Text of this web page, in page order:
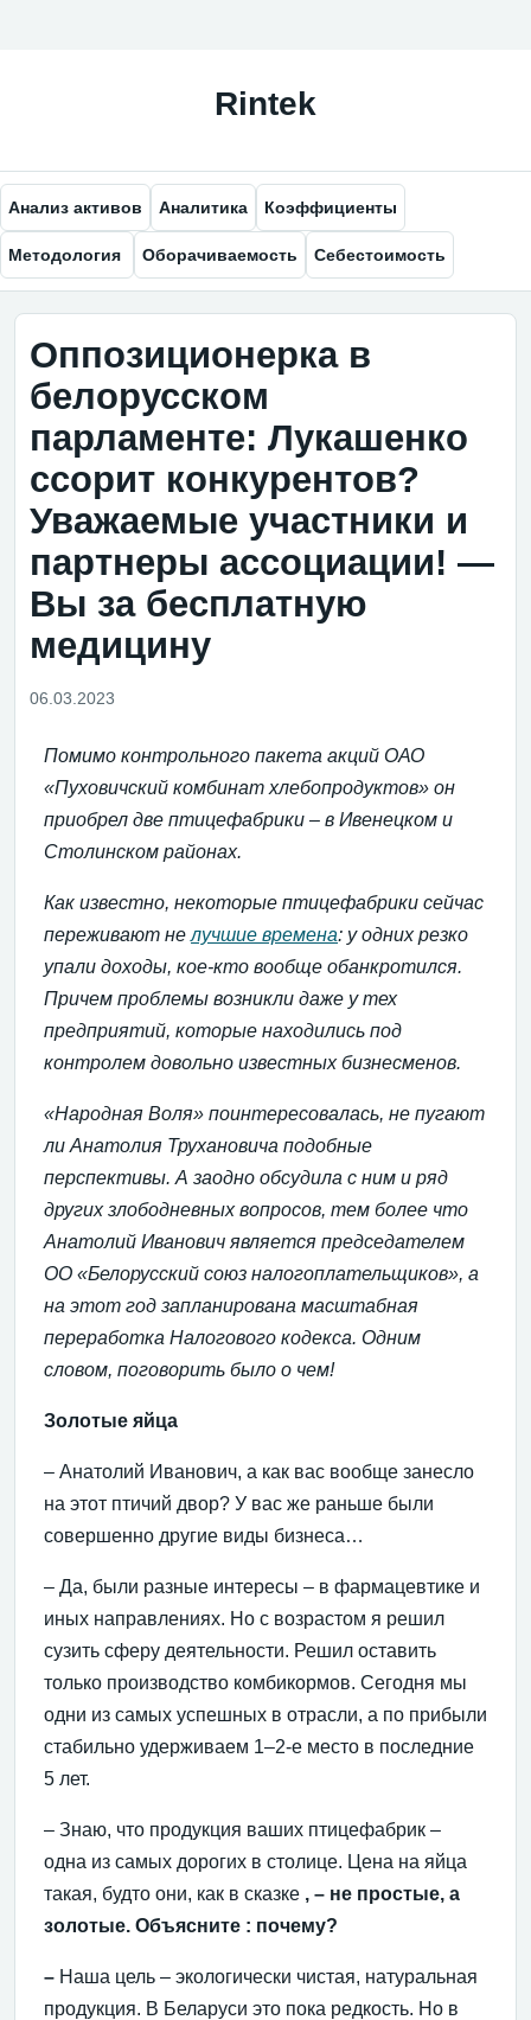
Анализ активов Аналитика Коэффициенты
Методология Оборачиваемость Себестоимость
Оппозиционерка в
белорусском
парламенте: Лукашенко
ссорит конкурентов?
Уважаемые участники и
партнеры ассоциации! —
Вы за бесплатную
медицину
06.03.2023
Помимо контрольного пакета акций ОАО
«Пуховичский комбинат хлебопродуктов» он
приобрел две птицефабрики – в Ивенецком и
Столинском районах.
Как известно, некоторые птицефабрики сейчас
переживают не лучшие времена: у одних резко
упали доходы, кое-кто вообще обанкротился.
Причем проблемы возникли даже у тех
предприятий, которые находились под
контролем довольно известных бизнесменов.
«Народная Воля» поинтересовалась, не пугают
ли Анатолия Трухановича подобные
перспективы. А заодно обсудила с ним и ряд
других злободневных вопросов, тем более что
Анатолий Иванович является председателем
ОО «Белорусский союз налогоплательщиков», а
на этот год запланирована масштабная
переработка Налогового кодекса. Одним
словом, поговорить было о чем!
Золотые яйца
– Анатолий Иванович, а как вас вообще занесло
на этот птичий двор? У вас же раньше были
совершенно другие виды бизнеса…
– Да, были разные интересы – в фармацевтике и
иных направлениях. Но с возрастом я решил
сузить сферу деятельности. Решил оставить
только производство комбикормов. Сегодня мы
одни из самых успешных в отрасли, а по прибыли
стабильно удерживаем 1–2-е место в последние
5 лет.
– Знаю, что продукция ваших птицефабрик –
одна из самых дорогих в столице. Цена на яйца
такая, будто они, как в сказке , – не простые, а
золотые. Объясните : почему?
– Наша цель – экологически чистая, натуральная
продукция. В Беларуси это пока редкость. Но в